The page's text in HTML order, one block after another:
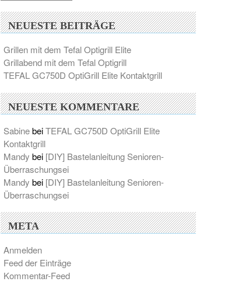
NEUESTE BEITRÄGE
Grillen mit dem Tefal Optigrill Elite
Grillabend mit dem Tefal Optigrill
TEFAL GC750D OptiGrill Elite Kontaktgrill
NEUESTE KOMMENTARE
SabinebeiTEFAL GC750D OptiGrill Elite
Kontaktgrill
Mandy bei [DIY] Bastelanleitung Senioren-
Überraschungsei
Mandy bei [DIY] Bastelanleitung Senioren-
Überraschungsei
META
Anmelden
Feed der Einträge
Kommentar-Feed